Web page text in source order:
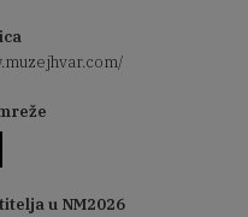
u NM2026